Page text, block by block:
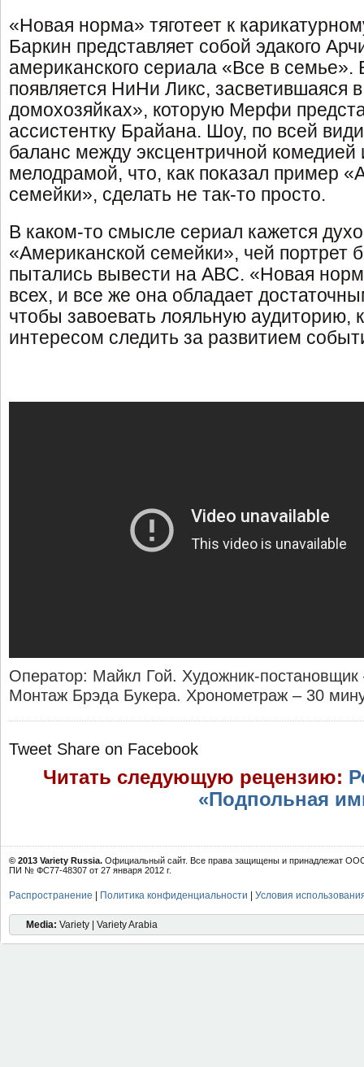
«Новая норма» тяготеет к
Баркин представляет собой эдакого
американского сериала «Все в семье».
появляется НиНи Ликс, засветившаяся
домохозяйках», которую Мерфи
ассистентку Брайана. Шоу, по всей
баланс между эксцентричной
мелодрамой, что, как показал пример
семейки», сделать не так-то просто.
В каком-то смысле сериал кажется
«Американской семейки», чей портрет
пытались вывести на ABC. «Новая
всех, и все же она обладает
чтобы завоевать лояльную аудиторию,
интересом следить за развитием
Оператор: Майкл Гой. Художник-
Монтаж Брэда Букера. Хронометраж – 30
Tweet Share on Facebook
Читать следующую рецензию:
«Подпольная
© 2013 Variety Russia. Официальный сайт. Все права защищены и принадлежат
ПИ № ФС77-48307 от 27 января 2012 г.
Распространение Политика конфиденциальности Условия
Media: Variety | Variety Arabia